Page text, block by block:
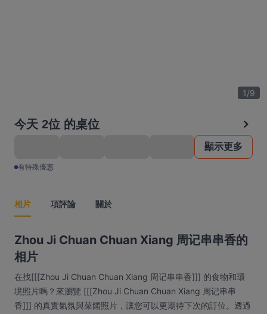
1/9
今天 2位 的桌位
顯示更多
有特殊優惠
相片 項評論 關於
Zhou Ji Chuan Chuan Xiang 周记串串香的
相片
在找[[[Zhou Ji Chuan Chuan Xiang 周记串串香]]] 的食物和環
境照片嗎？來瀏覽 [[[Zhou Ji Chuan Chuan Xiang 周记串串
香]]] 的真實氣氛與菜餚照片，讓您可以更期待下次的訂位。透過